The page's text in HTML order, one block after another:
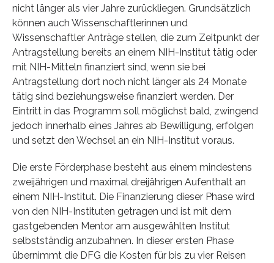
nicht länger als vier Jahre zurückliegen. Grundsätzlich
können auch Wissenschaftlerinnen und
Wissenschaftler Anträge stellen, die zum Zeitpunkt der
Antragstellung bereits an einem NIH-Institut tätig oder
mit NIH-Mitteln finanziert sind, wenn sie bei
Antragstellung dort noch nicht länger als 24 Monate
tätig sind beziehungsweise finanziert werden. Der
Eintritt in das Programm soll möglichst bald, zwingend
jedoch innerhalb eines Jahres ab Bewilligung, erfolgen
und setzt den Wechsel an ein NIH-Institut voraus.
Die erste Förderphase besteht aus einem mindestens
zweijährigen und maximal dreijährigen Aufenthalt an
einem NIH-Institut. Die Finanzierung dieser Phase wird
von den NIH-Instituten getragen und ist mit dem
gastgebenden Mentor am ausgewählten Institut
selbstständig anzubahnen. In dieser ersten Phase
übernimmt die DFG die Kosten für bis zu vier Reisen